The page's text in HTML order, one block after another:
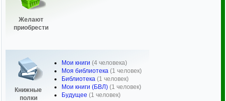
Желают
приобрести
Книжные
полки
Мои книги (4 человека)
Моя библиотека (1 человек)
Библиотека (1 человек)
Мои книги (БВЛ) (1 человек)
Будущее (1 человек)